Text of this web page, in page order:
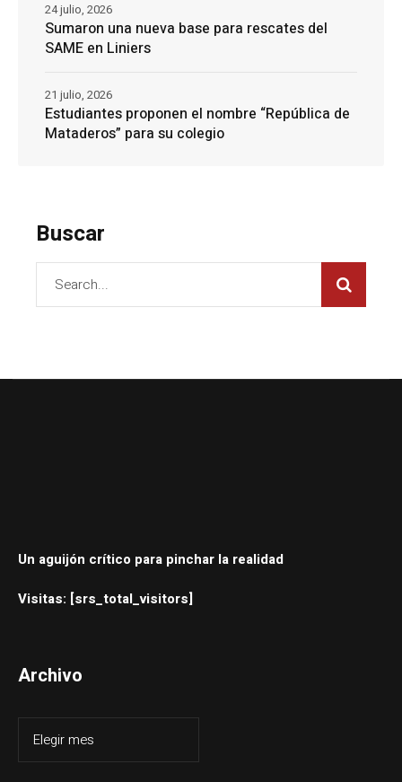
Sumaron una nueva base para rescates del
SAME en Liniers
24 julio, 2026
Estudiantes proponen el nombre “República de
Mataderos” para su colegio
21 julio, 2026
Buscar
Un aguijón crítico para pinchar la realidad
Visitas: [srs_total_visitors]
Archivo